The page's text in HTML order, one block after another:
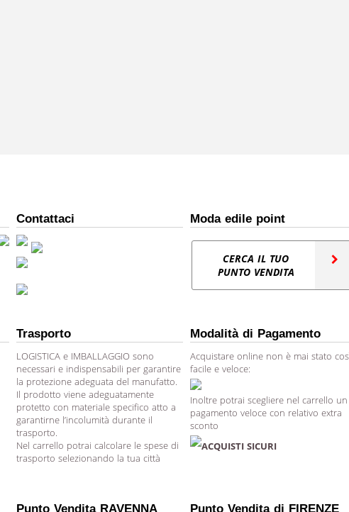
Contattaci Moda edile point
CERCA IL TUO
PUNTO VENDITA
Trasporto
LOGISTICA e IMBALLAGGIO sono
necessari e indispensabili per garantire
la protezione adeguata del manufatto.
Il prodotto viene adeguatamente
protetto con materiale specifico atto a
garantirne l’incolumità durante il
trasporto.
Nel carrello potrai calcolare le spese di
trasporto selezionando la tua città
Modalità di Pagamento
Acquistare online non è mai stato
facile e veloce:
Inoltre potrai scegliere nel carrello un
pagamento veloce con relativo extra
sconto
ACQUISTI SICURI
Punto Vendita RAVENNA Punto Vendita di FIRENZE